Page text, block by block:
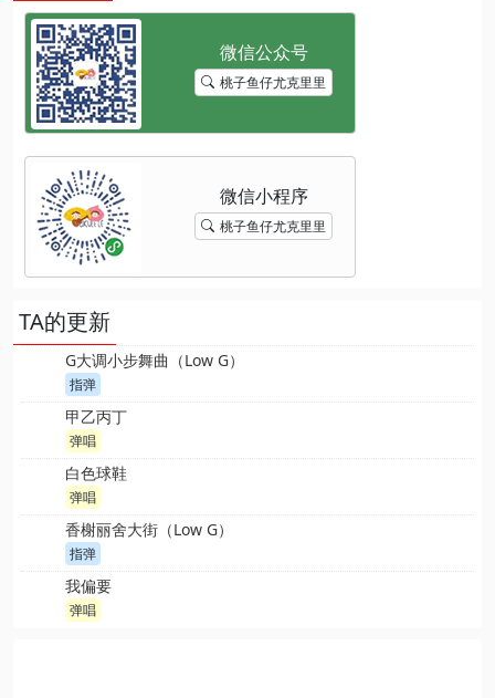
桃子鱼仔尤克里里
桃子鱼仔尤克里里
TA的更新
G大调小步舞曲（Low G）
指弹
甲乙丙丁
弹唱
白色球鞋
弹唱
香榭丽舍大街（Low G）
指弹
我偏要
弹唱